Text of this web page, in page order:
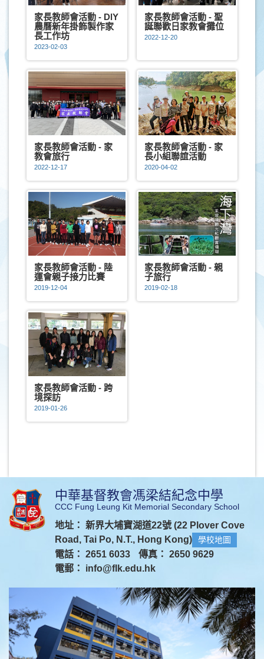
家長教師會活動 - DlY
農曆新年掛飾製作家
長工作坊
2023-02-03
家長教師會活動 - 聖
誕聯歡日家教會攤位
2022-12-20
家長教師會活動 - 家
教會旅行
2022-12-17
家長教師會活動 - 家
長小組聯誼活動
2020-04-02
家長教師會活動 - 陸
運會親子接力比賽
2019-12-04
家長教師會活動 - 親
子旅行
2019-02-18
家長教師會活動 - 跨
境探訪
2019-01-26
中華基督教會馮梁結紀念中學
CCC Fung Leung Kit Memorial Secondary School
地址： 新界大埔寶湖道22號 (22 Plover Cove
Road, Tai Po, N.T., Hong Kong)
學校地圖
電話： 2651 6033
傳真： 2650 9629
電郵： info@flk.edu.hk